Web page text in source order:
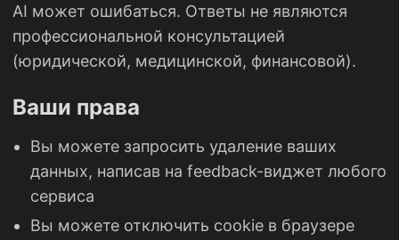
AI может ошибаться. Ответы не являются
профессиональной консультацией
(юридической, медицинской, финансовой).
Ваши права
Вы можете запросить удаление ваших
данных, написав на feedback-виджет любого
сервиса
Вы можете отключить cookie в браузере